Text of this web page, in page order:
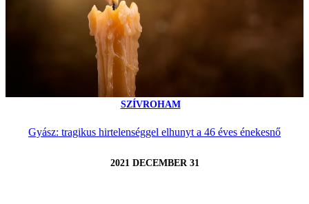
SZÍVROHAM
Gyász: tragikus hirtelenséggel elhunyt a 46 éves énekesnő
2021 DECEMBER 31